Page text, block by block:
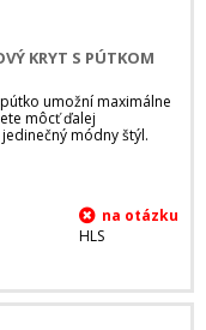
KRYT S PÚTKOM
umožní maximálne
môcť ďalej
módny štýl.
HLS